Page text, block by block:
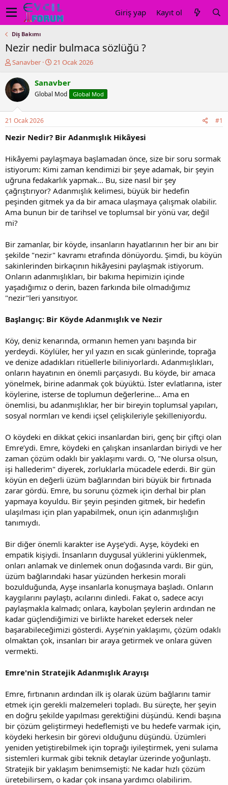
Giriş yap Kayıt ol
Diş Bakımı
Nezir nedir bulmaca sözlüğü ?
K
n
u
y
b
a
ş
t
a
n
Sanavber
B
ş
a
ç
r
i
h
i
21 Ocak 2026
Sanavber
Global Mod Global Mod
21 Ocak 2026 #1
Nezir Nedir? Bir Adanmışlık Hikâyesi
Hikâyemi paylaşmaya başlamadan önce, size bir soru sormak
istiyorum: Kimi zaman kendimizi bir şeye adamak, bir şeyin
uğruna fedakarlık yapmak... Bu, size nasıl bir şey
çağrıştırıyor? Adanmışlık kelimesi, büyük bir hedefin
peşinden gitmek ya da bir amaca ulaşmaya çalışmak olabilir.
Ama bunun bir de tarihsel ve toplumsal bir yönü var, değil
mi?
Bir zamanlar, bir köyde, insanların hayatlarının her bir anı bir
şekilde "nezir" kavramı etrafında dönüyordu. Şimdi, bu köyün
sakinlerinden birkaçının hikâyesini paylaşmak istiyorum.
Onların adanmışlıkları, bir bakıma hepimizin içinde
yaşadığımız o derin, bazen farkında bile olmadığımız
"nezir"leri yansıtıyor.
Başlangıç: Bir Köyde Adanmışlık ve Nezir
Köy, deniz kenarında, ormanın hemen yanı başında bir
yerdeydi. Köylüler, her yıl yazın en sıcak günlerinde, toprağa
ve denize adadıkları ritüellerle biliniyorlardı. Adanmışlıkları,
onların hayatının en önemli parçasıydı. Bu köyde, bir amaca
yönelmek, birine adanmak çok büyüktü. İster evlatlarına, ister
köylerine, isterse de toplumun değerlerine… Ama en
önemlisi, bu adanmışlıklar, her bir bireyin toplumsal yapıları,
sosyal normları ve kendi içsel çelişkileriyle şekilleniyordu.
O köydeki en dikkat çekici insanlardan biri, genç bir çiftçi olan
Emre’ydi. Emre, köydeki en çalışkan insanlardan biriydi ve her
zaman çözüm odaklı bir yaklaşımı vardı. O, "Ne olursa olsun,
işi hallederim" diyerek, zorluklarla mücadele ederdi. Bir gün
köyün en değerli üzüm bağlarından biri büyük bir fırtınada
zarar gördü. Emre, bu sorunu çözmek için derhal bir plan
yapmaya koyuldu. Bir şeyin peşinden gitmek, bir hedefin
ulaşılması için plan yapabilmek, onun için adanmışlığın
tanımıydı.
Bir diğer önemli karakter ise Ayşe’ydi. Ayşe, köydeki en
empatik kişiydi. İnsanların duygusal yüklerini yüklenmek,
onları anlamak ve dinlemek onun doğasında vardı. Bir gün,
üzüm bağlarındaki hasar yüzünden herkesin morali
bozulduğunda, Ayşe insanlarla konuşmaya başladı. Onların
kaygılarını paylaştı, acılarını dinledi. Fakat o, sadece acıyı
paylaşmakla kalmadı; onlara, kaybolan şeylerin ardından ne
kadar güçlendiğimizi ve birlikte hareket edersek neler
başarabileceğimizi gösterdi. Ayşe’nin yaklaşımı, çözüm odaklı
olmaktan çok, insanları bir araya getirmek ve onlara güven
vermekti.
Emre'nin Stratejik Adanmışlık Arayışı
Emre, fırtınanın ardından ilk iş olarak üzüm bağlarını tamir
etmek için gerekli malzemeleri topladı. Bu süreçte, her şeyin
en doğru şekilde yapılması gerektiğini düşündü. Kendi başına
bir çözüm geliştirmeyi hedeflemişti ve bu hedefe varmak için,
köydeki herkesin bir görevi olduğunu düşündü. Üzümleri
yeniden yetiştirebilmek için toprağı iyileştirmek, yeni sulama
sistemleri kurmak gibi teknik detaylar üzerinde yoğunlaştı.
Stratejik bir yaklaşım benimsemişti: Ne kadar hızlı çözüm
üretebilirsem, o kadar çok insana yardımcı olabilirim.